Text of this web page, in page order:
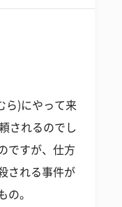
ら)にやって来
されるのでし
ですが、仕方
される事件が
の。